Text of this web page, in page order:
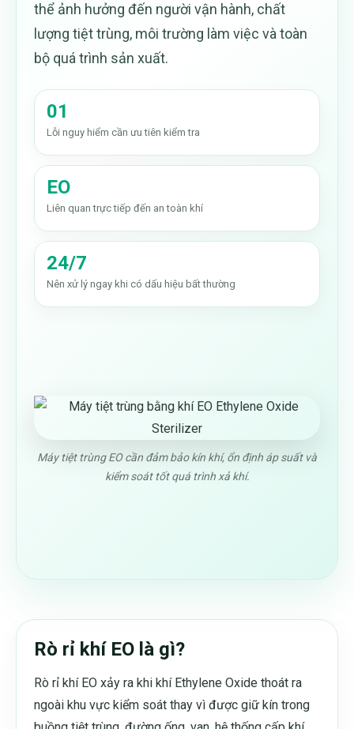
Tìm kiếm:
thể ảnh hưởng đến người vận hành, chất
lượng tiệt trùng, môi trường làm việc và toàn
bộ quá trình sản xuất.
01
Lỗi nguy hiểm cần ưu tiên kiểm tra
EO
Liên quan trực tiếp đến an toàn khí
24/7
Nên xử lý ngay khi có dấu hiệu bất thường
Máy tiệt trùng EO cần đảm bảo kín khí, ổn định áp suất và
kiểm soát tốt quá trình xả khí.
Rò rỉ khí EO là gì?
Rò rỉ khí EO xảy ra khi khí Ethylene Oxide thoát ra
ngoài khu vực kiểm soát thay vì được giữ kín trong